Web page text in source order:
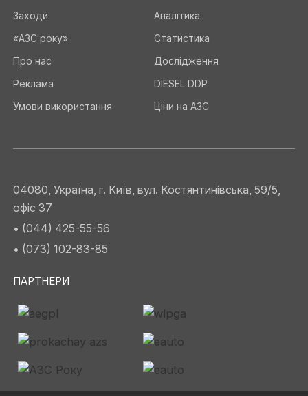
Заходи
«АЗС року»
Про нас
Реклама
Умови використання
Аналітика
Статистика
Дослідження
DIESEL DDP
Ціни на АЗС
04080, Україна, г. Київ, вул. Костянтинівська, 59/5,
офіс 37
• (044) 425-55-56
• (073) 102-83-85
ПАРТНЕРИ